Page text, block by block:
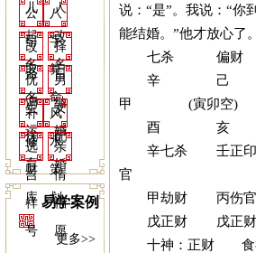
儿
起
名
人
改
名
公
司
取
名
八
字
算
命
改
命
调
运
择
日
结
婚
优
生
优
育
男
女
配
婚
补
修
财
库
风
水
策
划
选
吉
祥
号
亲
情
福
愿
易学案例
更多>>
说：“是”。我说：“你
能结婚。”他才放心了
七杀 偏
辛
甲 (寅卯空)
酉 亥
辛七杀 壬
官
甲劫财 丙伤
戊正财 戊正财
十神：正财